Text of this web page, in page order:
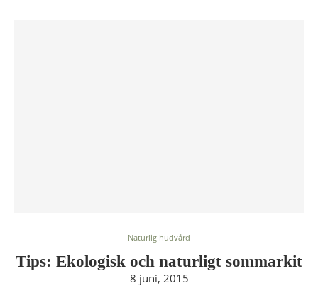
Naturlig hudvård
Tips: Ekologisk och naturligt sommarkit
8 juni, 2015